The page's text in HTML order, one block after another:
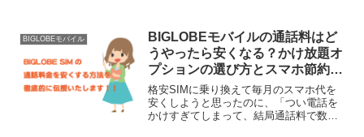
ぱり電話帳が見やすくて、パカッと開い
て耳に当てやすいガ...
BIGLOBEモバイル
BIGLOBEモバイルの通話料はど
うやったら安くなる？かけ放題オ
プションの選び方とスマホ節約術
を徹底解説！
格安SIMに乗り換えて毎月のスマホ代を
安くしようと思ったのに、「つい電話を
かけすぎてしまって、結局通話料で数千